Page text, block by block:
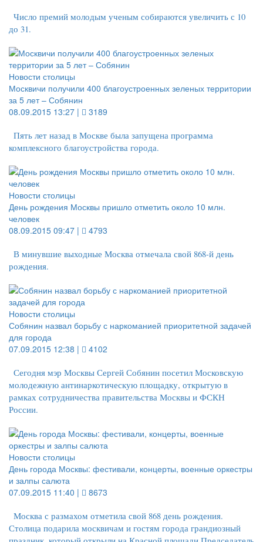
Число премий молодым ученым собираются увеличить с 10
до 31.
Новости столицы
Москвичи получили 400 благоустроенных зеленых территории
за 5 лет – Собянин
08.09.2015 13:27 |
3189
Пять лет назад в Москве была запущена программа
комплексного благоустройства города.
Новости столицы
День рождения Москвы пришло отметить около 10 млн.
человек
08.09.2015 09:47 |
4793
В минувшие выходные Москва отмечала свой 868-й день
рождения.
Новости столицы
Собянин назвал борьбу с наркоманией приоритетной задачей
для города
07.09.2015 12:38 |
4102
Сегодня мэр Москвы Сергей Собянин посетил Московскую
молодежную антинаркотическую площадку, открытую в
рамках сотрудничества правительства Москвы и ФСКН
России.
Новости столицы
День города Москвы: фестивали, концерты, военные оркестры
и залпы салюта
07.09.2015 11:40 |
8673
Москва с размахом отметила свой 868 день рождения.
Столица подарила москвичам и гостям города грандиозный